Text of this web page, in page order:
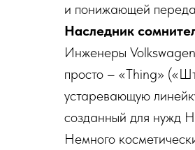
и понижающей
Наследник
Инженеры
просто – «Thing»
устаревающую
созданный для нужд
Немного